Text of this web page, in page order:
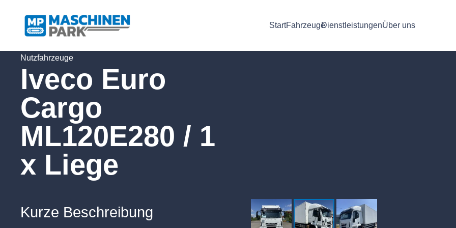
StartFahrzeugeDienstleistungenÜber uns
Nutzfahrzeuge
Iveco Euro
Cargo
ML120E280 / 1
x Liege
Kurze Beschreibung